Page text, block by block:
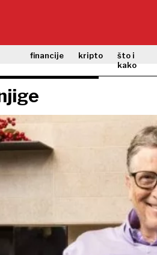
financije kripto
što i
kako